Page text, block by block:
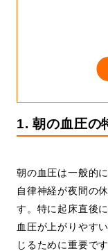
1. 朝の血圧の
朝の血圧は一般的
自律神経が夜間の
す。特に起床直後
血圧が上がりやす
じるために重要で